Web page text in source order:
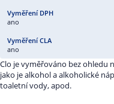
ano
ano
Clo je vyměřováno bez ohledu
jako je alkohol a alkoholické
toaletní vody, apod.